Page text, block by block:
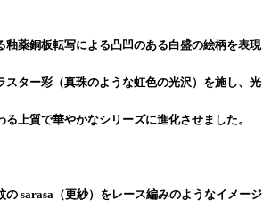
釉薬銅板転写による凸凹のある白盛の絵柄を表現
スター彩（真珠のような虹色の光沢）を施し、光
上質で華やかなシリーズに進化させました。
sarasa（更紗）をレース編みのようなイメージ